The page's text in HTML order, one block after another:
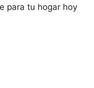
para tu hogar hoy